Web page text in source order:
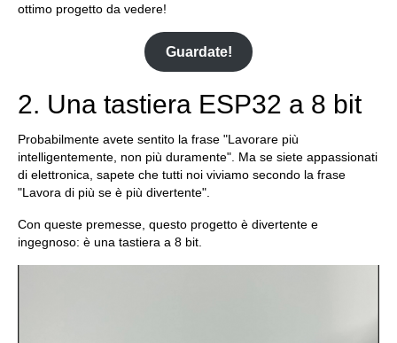
ottimo progetto da vedere!
Guardate!
2. Una tastiera ESP32 a 8 bit
Probabilmente avete sentito la frase "Lavorare più
intelligentemente, non più duramente". Ma se siete appassionati
di elettronica, sapete che tutti noi viviamo secondo la frase
"Lavora di più se è più divertente".
Con queste premesse, questo progetto è divertente e
ingegnoso: è una tastiera a 8 bit.